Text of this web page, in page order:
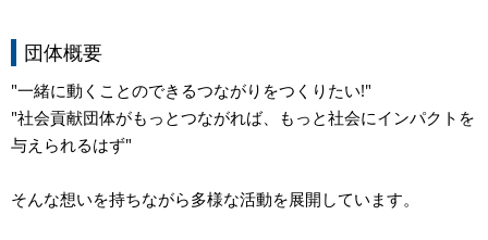
団体概要
"一緒に動くことのできるつながりをつくりたい!"
"社会貢献団体がもっとつながれば、もっと社会にインパクトを
与えられるはず"
そんな想いを持ちながら多様な活動を展開しています。